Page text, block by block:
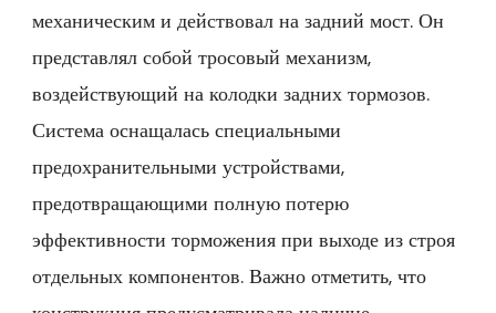
механическим и действовал на задний мост. Он
представлял собой тросовый механизм,
воздействующий на колодки задних тормозов.
Система оснащалась специальными
предохранительными устройствами,
предотвращающими полную потерю
эффективности торможения при выходе из строя
отдельных компонентов. Важно отметить, что